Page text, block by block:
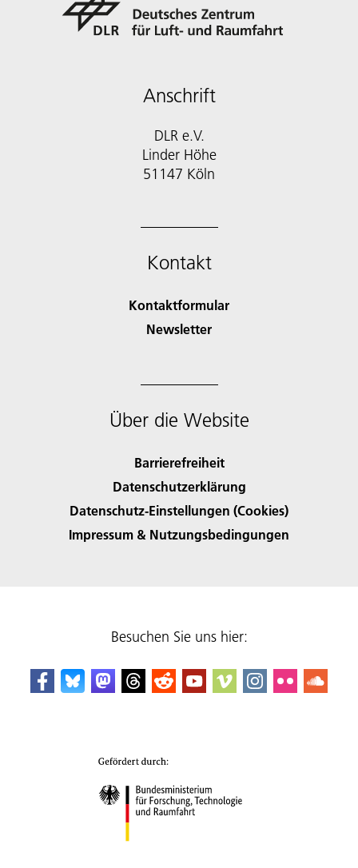
Anschrift
DLR e.V.
Linder Höhe
51147 Köln
Kontakt
Kontaktformular
Newsletter
Über die Website
Barrierefreiheit
Datenschutzerklärung
Datenschutz-Einstellungen (Cookies)
Impressum & Nutzungsbedingungen
Besuchen Sie uns hier: